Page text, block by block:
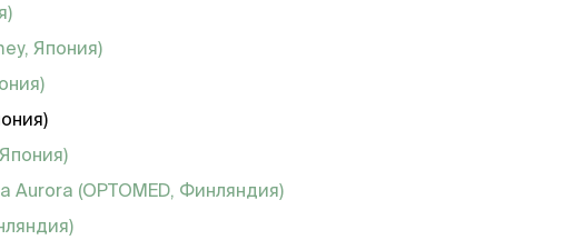
Япония)
(OPTOMED, Финляндия)